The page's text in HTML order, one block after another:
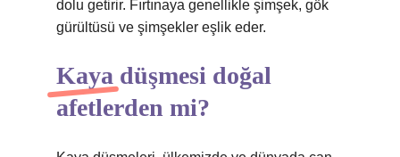
dolu getirir. Fırtınaya genellikle şimşek, gök
gürültüsü ve şimşekler eşlik eder.
Kaya düşmesi doğal
afetlerden mi?